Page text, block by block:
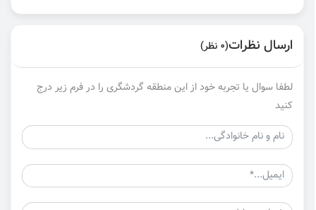
ارسال نظرات(0 نظر)
لطفا سوال یا تجربه خود از این منطقه گردشگری را در فرم زیر درج
کنید